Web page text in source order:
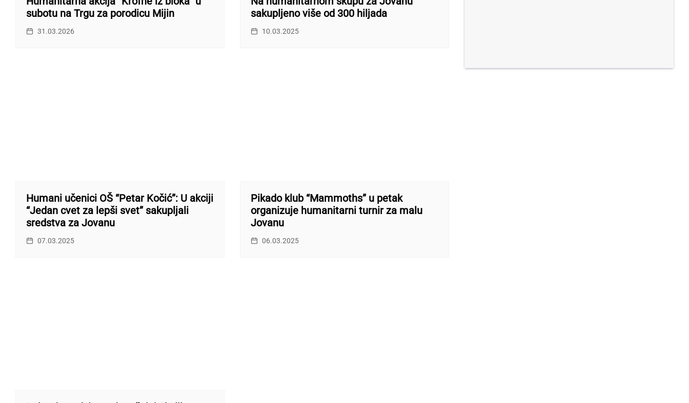
subotu na Trgu za porodicu Mijin
31.03.2026
sakupljeno više od 300 hiljada
10.03.2025
Humani učenici OŠ “Petar Kočić”: U akciji
“Jedan cvet za lepši svet” sakupljali
sredstva za Jovanu
07.03.2025
Pikado klub “Mammoths” u petak
organizuje humanitarni turnir za malu
Jovanu
06.03.2025